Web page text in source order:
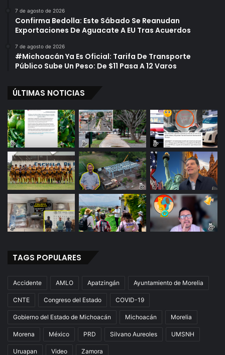
7 de agosto de 2026
Confirma Bedolla: Este Sábado Se Reanudan
Exportaciones De Aguacate A EU Tras Acuerdos
7 de agosto de 2026
#Michoacán Ya Es Oficial: Tarifa De Transporte
Público Sube Un Peso: De $11 Pasa A 12 Varos
ÚLTIMAS NOTICIAS
TAGS POPULARES
Accidente AMLO Apatzingán Ayuntamiento de Morelia
CNTE Congreso del Estado COVID-19
Gobierno del Estado de Michoacán Michoacán Morelia
Morena México PRD Silvano Aureoles UMSNH
Uruapan Video Zamora